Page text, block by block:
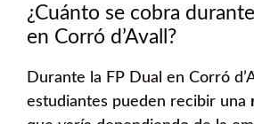
¿Cuánto se cobra
en Corró d’Avall?
Durante la FP Dual en Corró
estudiantes pueden recibir una